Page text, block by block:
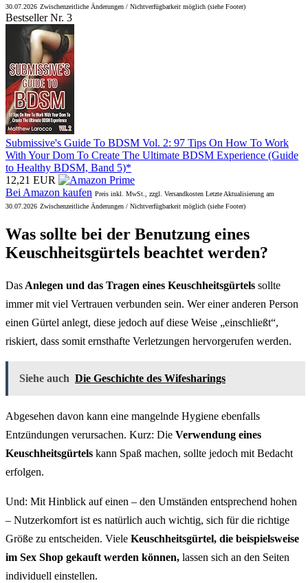
30.07.2026 Zwischenzeitliche Änderungen / Nichtverfügbarkeit möglich (siehe Footer)
Bestseller Nr. 3
Submissive's Guide To BDSM Vol. 2: 97 Tips On How To Work
With Your Dom To Create The Ultimate BDSM Experience (Guide
to Healthy BDSM, Band 5)*
12,21 EUR
Bei Amazon kaufen Preis inkl. MwSt., zzgl. Versandkosten Letzte Aktualisierung am
30.07.2026 Zwischenzeitliche Änderungen / Nichtverfügbarkeit möglich (siehe Footer)
Was sollte bei der Benutzung eines
Keuschheitsgürtels beachtet werden?
Das Anlegen und das Tragen eines Keuschheitsgürtels sollte
immer mit viel Vertrauen verbunden sein. Wer einer anderen Person
einen Gürtel anlegt, diese jedoch auf diese Weise „einschließt“,
riskiert, dass somit ernsthafte Verletzungen hervorgerufen werden.
Siehe auch Die Geschichte des Wifesharings
Abgesehen davon kann eine mangelnde Hygiene ebenfalls
Entzündungen verursachen. Kurz: Die Verwendung eines
Keuschheitsgürtels kann Spaß machen, sollte jedoch mit Bedacht
erfolgen.
Und: Mit Hinblick auf einen – den Umständen entsprechend hohen
– Nutzerkomfort ist es natürlich auch wichtig, sich für die richtige
Größe zu entscheiden. Viele Keuschheitsgürtel, die beispielsweise
im Sex Shop gekauft werden können, lassen sich an den Seiten
individuell einstellen.